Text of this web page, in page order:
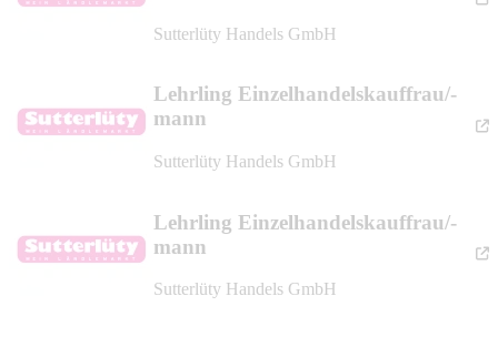
Sutterlüty Handels GmbH
Lehrling Einzelhandelskauffrau/-
mann
Sutterlüty Handels GmbH
Lehrling Einzelhandelskauffrau/-
mann
Sutterlüty Handels GmbH